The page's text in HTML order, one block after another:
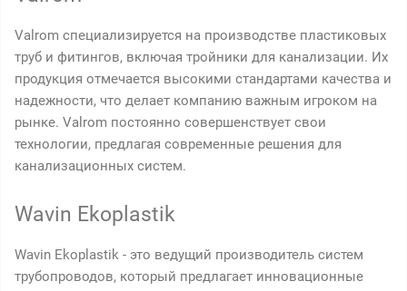
Valrom специализируется на производстве пластиковых
труб и фитингов, включая тройники для канализации. Их
продукция отмечается высокими стандартами качества и
надежности, что делает компанию важным игроком на
рынке. Valrom постоянно совершенствует свои
технологии, предлагая современные решения для
канализационных систем.
Wavin Ekoplastik
Wavin Ekoplastik - это ведущий производитель систем
трубопроводов, который предлагает инновационные